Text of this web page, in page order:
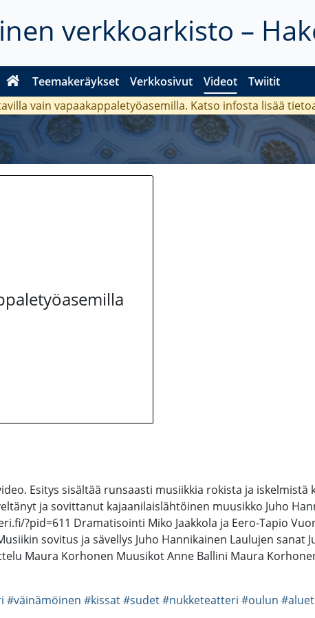
verkkoarkisto –
Teemakeräykset Verkkosivut Videot Twiitit
vain vapaakappaletyöasemilla. Katso infosta lisää
Esitys sisältää runsaasti musiikkia rokista ja
ja sovittanut kajaanilaislähtöinen muusikko Juho
?pid=611 Dramatisointi Miko Jaakkola ja Eero-Tapio
sovitus ja sävellys Juho Hannikainen Laulujen sanat
Maura Korhonen Muusikot Anne Ballini Maura
#väinämöinen #kissat#sudet#nukketeatteri #oulun